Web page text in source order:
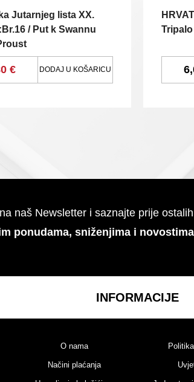
Jutarnjeg lista XX.
/ Put k Swannu
€ DODAJ U KOŠARICU
Tripalo
naš Newsletter i saznajte prije
ponudama, sniženjima i novostima
INFORMACIJE
O nama
Načini plaćanja